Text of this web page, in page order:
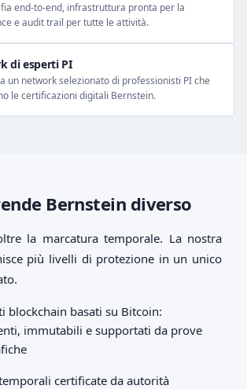
end-to-end, infrastruttura pronta per la
e audit trail per tutte le attività.
di esperti PI
un network selezionato di professionisti PI che
le certificazioni digitali Bernstein.
Bernstein diverso
la marcatura temporale. La nostra
più livelli di protezione in un unico
blockchain basati su Bitcoin:
immutabili e supportati da prove
certificate da autorità